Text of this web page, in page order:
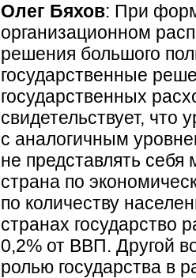
Олег Бяхов: При
организационном
решения большого
государственные
государственных
свидетельствует, что
с аналогичным
не представлять
страна по
по количеству
странах государство
0,2% от ВВП. Другой
ролью государства в